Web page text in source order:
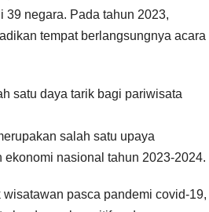
39 negara. Pada tahun 2023,
tempat berlangsungnya acara
satu daya tarik bagi pariwisata
salah satu upaya
nasional tahun 2023-2024.
pasca pandemi covid-19,